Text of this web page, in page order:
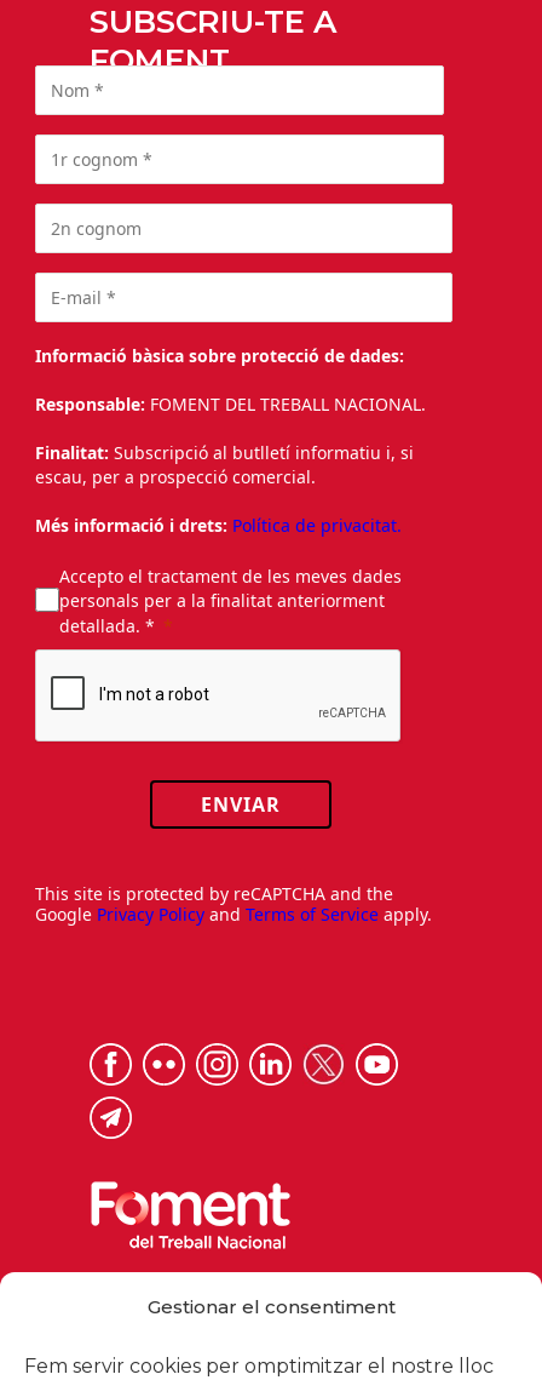
Gestionar el consentiment
Fem servir cookies per omptimitzar el nostre lloc
SUBSCRIU-TE A
FOMENT
Informació bàsica sobre protecció de dades:
Responsable: FOMENT DEL TREBALL NACIONAL.
Finalitat: Subscripció al butlletí informatiu i, si
escau, per a prospecció comercial.
Més informació i drets: Política de privacitat.
Accepto el tractament de les meves dades
personals per a la finalitat anteriorment
detallada. *
ENVIAR
This site is protected by reCAPTCHA and the
Google Privacy Policy and Terms of Service apply.
foment@foment.com